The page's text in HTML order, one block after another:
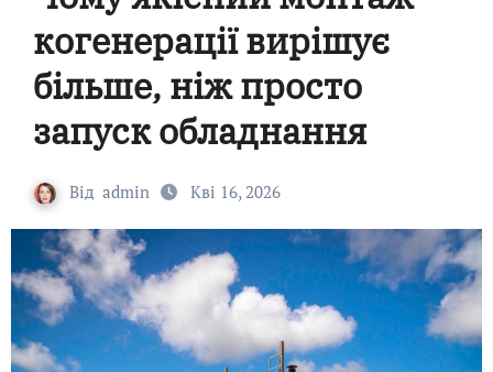
когенерації вирішує
більше, ніж просто
запуск обладнання
Від admin Кві 16, 2026